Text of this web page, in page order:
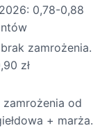
0,78-0,88
zamrożenia.
zł
zamrożenia od
+ marża.